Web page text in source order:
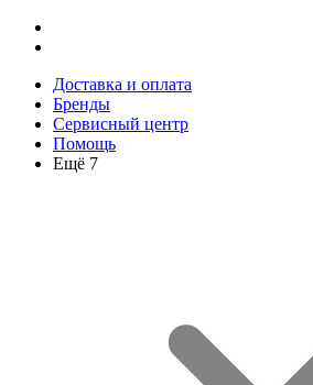
Доставка и оплата
Бренды
Сервисный центр
Помощь
Ещё 7